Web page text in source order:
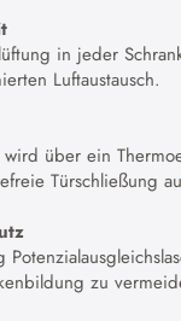
in jeder
Luftaustausch.
wird über ein
Türschließung
zu